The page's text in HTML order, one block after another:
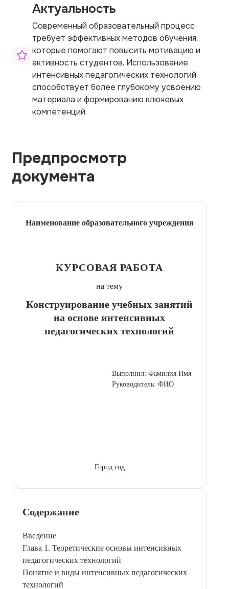
Актуальность
Современный образовательный процесс
требует эффективных методов обучения,
которые помогают повысить мотивацию и
активность студентов. Использование
интенсивных педагогических технологий
способствует более глубокому усвоению
материала и формированию ключевых
компетенций.
Предпросмотр
документа
Наименование образовательного учреждения
КУРСОВАЯ РАБОТА
на тему
Конструирование учебных занятий
на основе интенсивных
педагогических технологий
Выполнил: Фамилия Имя
Руководитель: ФИО
Город год
Содержание
Введение
Глава 1. Теоретические основы интенсивных
педагогических технологий
Понятие и виды интенсивных педагогических
технологий